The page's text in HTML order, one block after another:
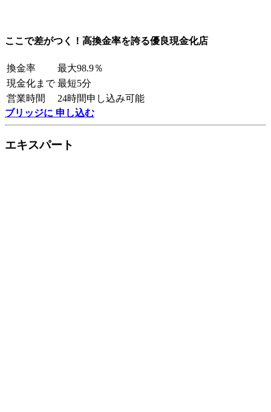
ここで差がつく！高換金率を誇る優良現金化店
換金率
最大98.9％
現金化まで 最短5分
営業時間
24時間申し込み可能
ブリッジに 申し込む
エキスパート